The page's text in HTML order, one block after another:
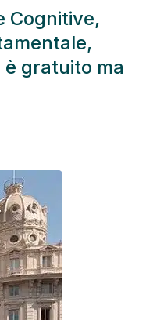
Cognitive,
gratuito ma